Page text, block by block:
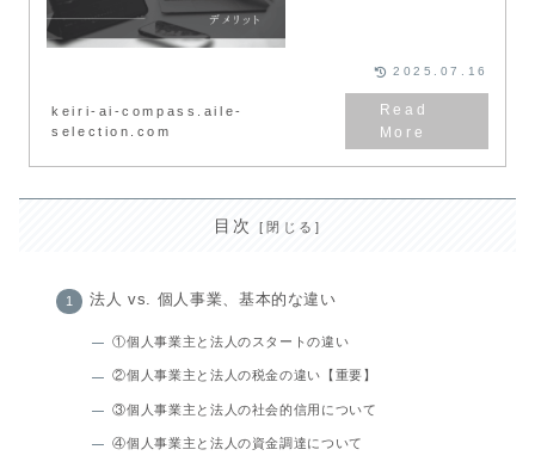
keiri-ai-compass.aile-
selection.com
2025.07.16
目次
法人 vs. 個人事業、基本的な違い
①個人事業主と法人のスタートの違い
②個人事業主と法人の税金の違い【重要】
③個人事業主と法人の社会的信用について
④個人事業主と法人の資金調達について